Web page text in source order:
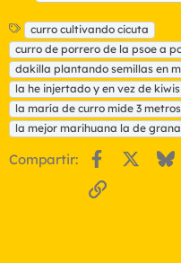
E
t
i
q
u
e
t
a
s
curro cultivando cicuta
curro de porrero de la psoe a
dakilla plantando semillas en
la he injertado y en vez de
la maría de curro mide 3
la mejor marihuana la de
Compartir: Facebook
Enlace